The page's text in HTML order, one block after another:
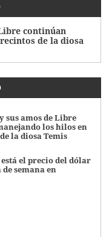
continúan
de la diosa
sus amos de Libre
los hilos en
la diosa Temis
el precio del dólar
semana en